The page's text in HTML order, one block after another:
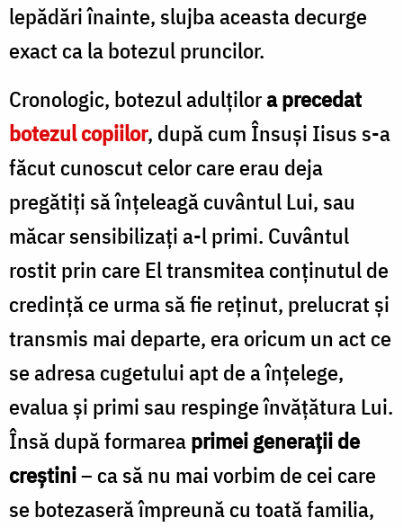
lepădări înainte, slujba aceasta decurge
exact ca la botezul pruncilor.
Cronologic, botezul adulțilora precedat
botezul copiilor, după cum Însuși Iisus s-a
făcut cunoscut celor care erau deja
pregătiți să înțeleagă cuvântul Lui, sau
măcar sensibilizați a-l primi. Cuvântul
rostit prin care El transmitea conținutul de
credință ce urma să fie reținut, prelucrat și
transmis mai departe, era oricum un act ce
se adresa cugetului apt de a înțelege,
evalua și primi sau respinge învățătura Lui.
Însă după formareaprimei generații de
creștini– ca să nu mai vorbim de cei care
se botezaseră împreună cu toată familia,